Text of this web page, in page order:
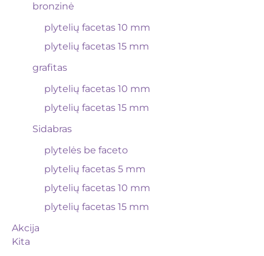
bronzinė
plytelių facetas 10 mm
plytelių facetas 15 mm
grafitas
plytelių facetas 10 mm
plytelių facetas 15 mm
Sidabras
plytelės be faceto
plytelių facetas 5 mm
plytelių facetas 10 mm
plytelių facetas 15 mm
Akcija
Kita